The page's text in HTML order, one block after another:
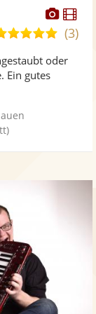
Fotos
5,0
5
(3)
oder
Ein gutes